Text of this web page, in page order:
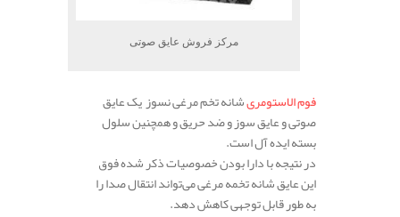
مرکز فروش عایق صوتی
فوم الاستومریشانه تخم مرغی نسوز یک عایق
صوتی و عایق سوز و ضد حریق و همچنین سلول
بسته ایده آل است.
در نتیجه با دارا بودن خصوصیات ذکر شده فوق
این عایق شانه تخمه مرغی می‌تواند انتقال صدا را
به طور قابل توجهی کاهش دهد.